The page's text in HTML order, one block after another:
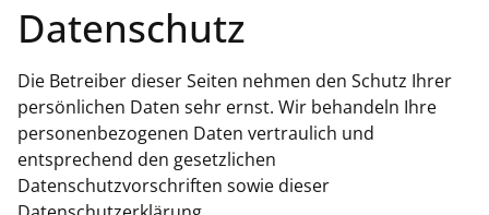
Datenschutz
Die Betreiber dieser Seiten nehmen den Schutz Ihrer
persönlichen Daten sehr ernst. Wir behandeln Ihre
personenbezogenen Daten vertraulich und
entsprechend den gesetzlichen
Datenschutzvorschriften sowie dieser